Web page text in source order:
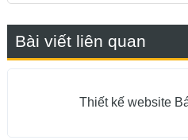
Bài viết liên quan
Thiết kế website